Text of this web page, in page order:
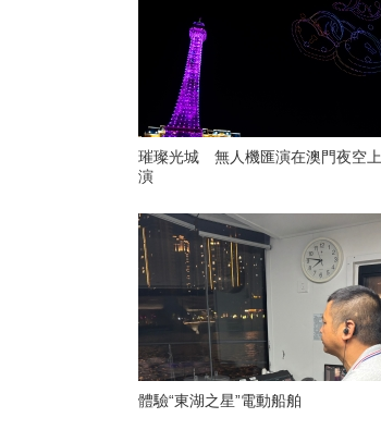
璀璨光城 無人機匯演在澳門夜空上
演
體驗“東湖之星”電動船舶